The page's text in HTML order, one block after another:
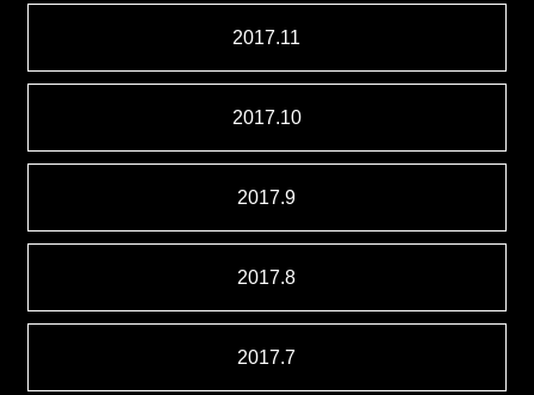
2017.11
2017.10
2017.9
2017.8
2017.7